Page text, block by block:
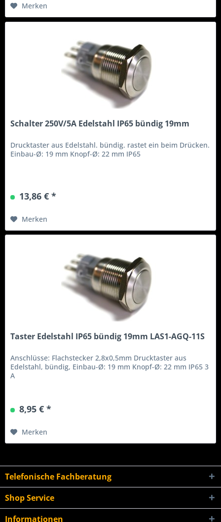
Merken
Schalter 250V/5A Edelstahl IP65 bündig 19mm
Drucktaster aus Edelstahl. bündig. rastet ein beim Drücken.
Einbau-Ø: 19 mm Knopf-Ø: 22 mm IP65
13,86 € *
Merken
Taster Edelstahl IP65 bündig 19mm LAS1-AGQ-11S
Anschlüsse: Flachstecker 2,8x0,5mm Drucktaster aus
Edelstahl, bündig, Einbau-Ø: 19 mm Knopf-Ø: 22 mm IP65 3
A
8,95 € *
Merken
Telefonische Fachberatung
Shop Service
Informationen